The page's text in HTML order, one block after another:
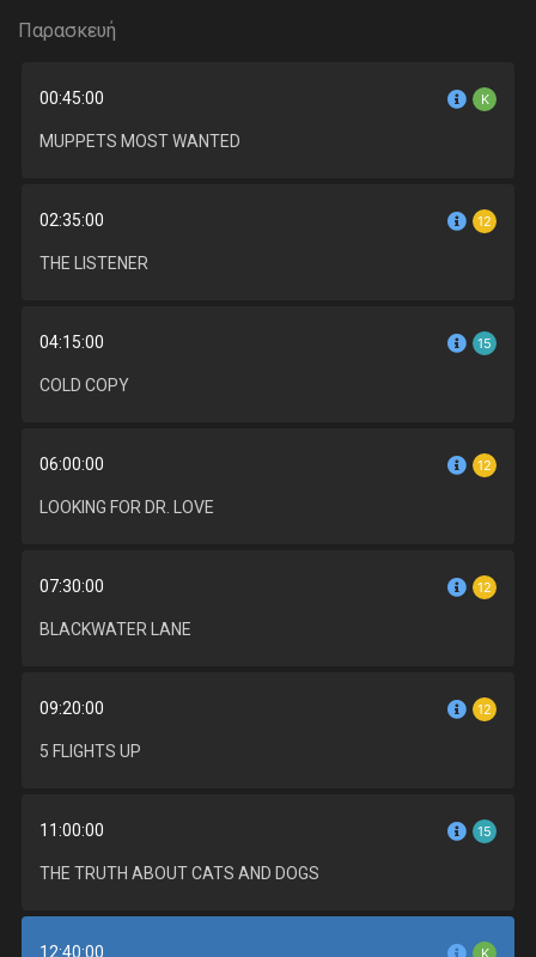
Παρασκευή
00:45:00 K
MUPPETS MOST WANTED
02:35:00 12
THE LISTENER
04:15:00 15
COLD COPY
06:00:00 12
LOOKING FOR DR. LOVE
07:30:00 12
BLACKWATER LANE
09:20:00 12
5 FLIGHTS UP
11:00:00 15
THE TRUTH ABOUT CATS AND DOGS
12:40:00 K